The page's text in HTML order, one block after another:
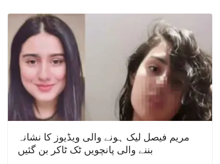
مریم فیصل لیک ہونے والی ویڈیوز کا نشانہ
بننے والی پانچویں ٹک ٹاکر بن گئیں